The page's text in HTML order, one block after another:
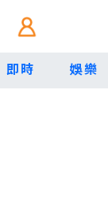
即時 娛樂